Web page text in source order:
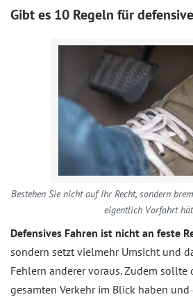
Gibt es 10 Regeln für
Bestehen Sie nicht auf Ihr Recht, sondern
eigentlich Vorfahrt
Defensives Fahren ist nicht an feste
sondern setzt vielmehr Umsicht und
Fehlern anderer voraus. Zudem sollte
gesamten Verkehr im Blick haben und